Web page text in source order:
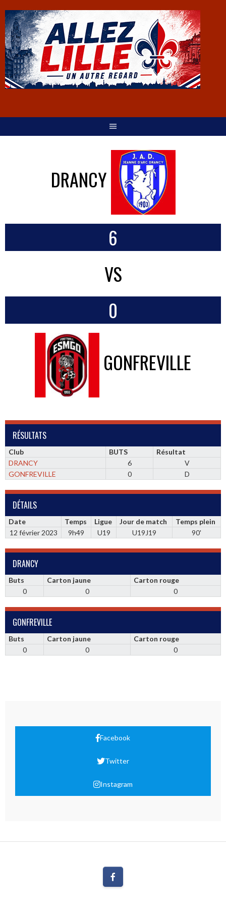
DRANCY
6
VS
0
GONFREVILLE
RÉSULTATS
Club BUTS
Résultat
DRANCY
6
V
GONFREVILLE
0 D
DÉTAILS
Date Temps Ligue Jour de match
Temps plein
12 février 2023
9h49 U19 U19J19 90'
DRANCY
Buts Carton jaune
Carton rouge
0
0 0
GONFREVILLE
Buts Carton jaune
Carton rouge
0
0 0
Facebook
Twitter
Instagram